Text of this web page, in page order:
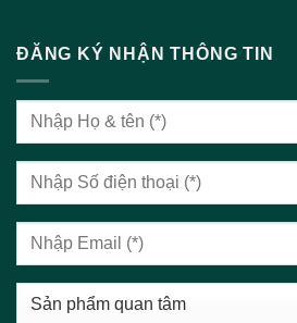
ĐĂNG KÝ NHẬN THÔNG TIN